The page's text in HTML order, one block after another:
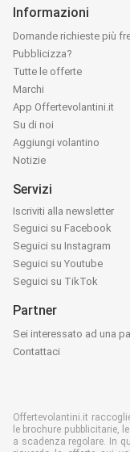
Informazioni
Domande richieste più
Pubblicizza?
Tutte le offerte
Marchi
App Offertevolantini.it
Su di noi
Aggiungi volantino
Notizie
Servizi
Iscriviti alla newsletter
Seguici su Facebook
Seguici su Instagram
Seguici su Youtube
Seguici su TikTok
Partner
Sei interessato ad una
Contattaci
Offertevolantini.it
le brochure pubblicitarie,
a scadenza regolare. In